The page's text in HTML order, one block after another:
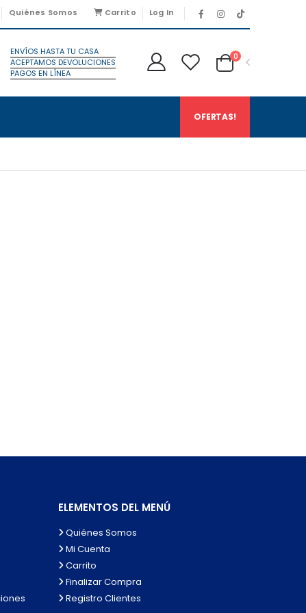
Quiénes Somos Carrito Log In
ENVÍOS HASTA TU CASA
ACEPTAMOS DEVOLUCIONES
PAGOS EN LÍNEA
0
OFERTAS!
ELEMENTOS DEL MENÚ
Quiénes Somos
Mi Cuenta
Carrito
Finalizar Compra
Registro Clientes